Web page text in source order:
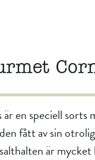
en speciell sorts
fått av sin
är